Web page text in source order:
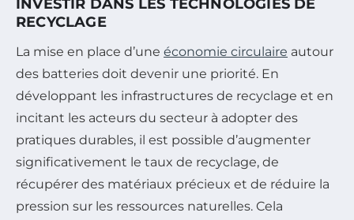
INVESTIR DANS LES TECHNOLOGIES DE
RECYCLAGE
La mise en place d’une économie circulaire autour
des batteries doit devenir une priorité. En
développant les infrastructures de recyclage et en
incitant les acteurs du secteur à adopter des
pratiques durables, il est possible d’augmenter
significativement le taux de recyclage, de
récupérer des matériaux précieux et de réduire la
pression sur les ressources naturelles. Cela